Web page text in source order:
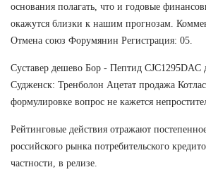
основания полагать, что и годовые
окажутся близки к нашим прогнозам.
Отмена союз Форумянин Регистрация: 05.
Суставер дешево Бор - Пептид CJC1295DAC
Судженск: Тренболон Ацетат продажа
формулировке вопрос не кажется
Рейтинговые действия отражают
российского рынка потребительского
частности, в релизе.